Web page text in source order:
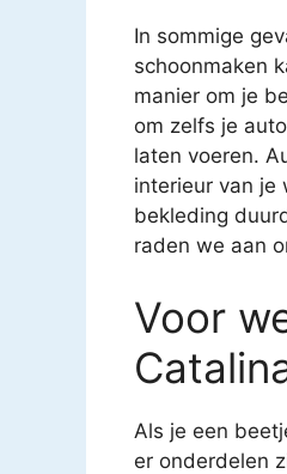
In sommige
schoonmaken
manier om je
om zelfs je
laten voeren.
interieur van je
bekleding
raden we aan
Voor
Als je een
er onderdelen